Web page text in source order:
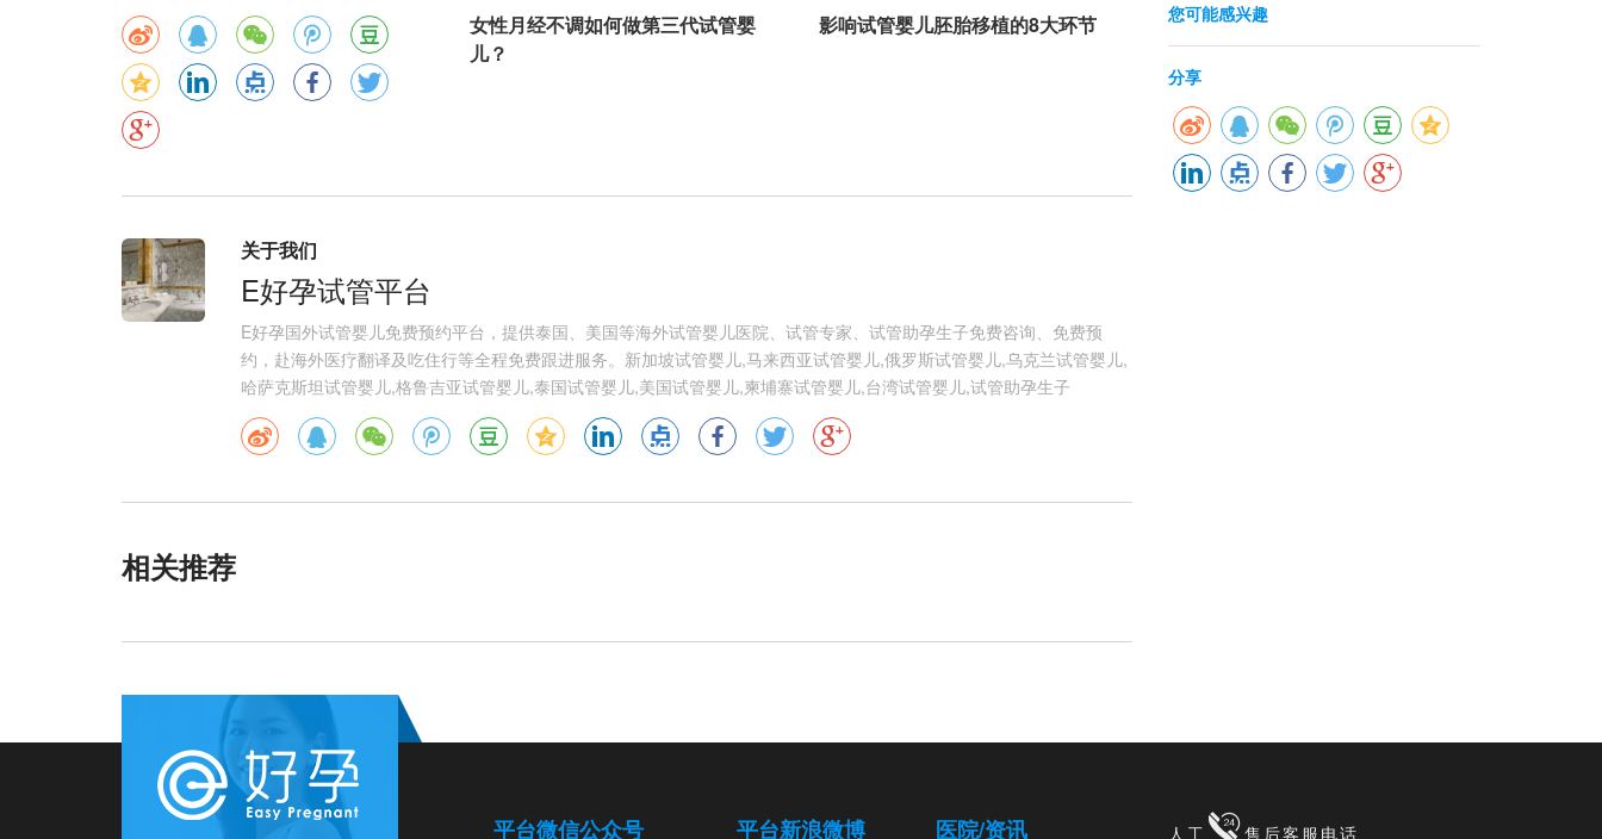
女性月经不调如何做第三代试管婴
儿？
影响试管婴儿胚胎移植的8大环节
关于我们
E好孕试管平台
E好孕国外试管婴儿免费预约平台，提供泰国、美国等海外试管婴儿医院、试管专家、试管助孕生子免费咨询、免费预
约，赴海外医疗翻译及吃住行等全程免费跟进服务。新加坡试管婴儿,马来西亚试管婴儿,俄罗斯试管婴儿,乌克兰试管婴儿,
哈萨克斯坦试管婴儿,格鲁吉亚试管婴儿,泰国试管婴儿,美国试管婴儿,柬埔寨试管婴儿,台湾试管婴儿,试管助孕生子
相关推荐
您可能感兴趣
分享
平台微信公众号 平台新浪微博 医院/资讯 人工 售后客服电话